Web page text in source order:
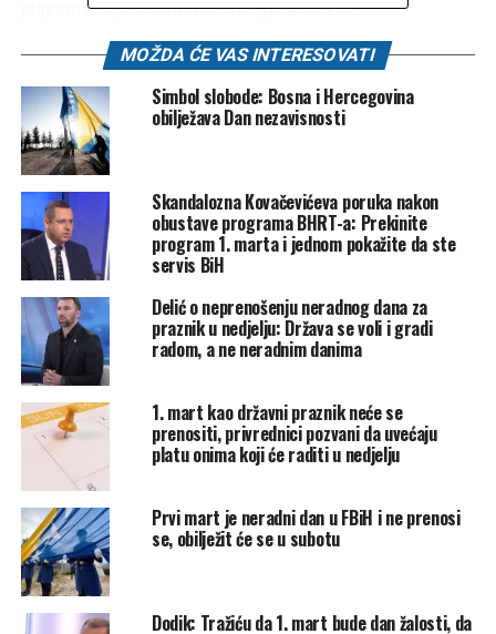
pripremana još od Titove smrti, piše Source.
„Svi zločini u Bosni su počeli na području sjevero-
istočne Bosne. Sva ubistva su izvršena prije ubistva
srpskog svata kojeg svojom propagandom
pokušavaju prikazati za okidač svega onoga što će
nam se dešavati od proljeća 1992. do kraja 1995. A to
je agresija na Republiku Bosnu i Hercegovinu i
genocid nad Bošnjacima“, navodi Huseinović.
On dalje podsjeća da je ubistvo bošnjačkih mladića iz
Bratunca u Kajićima (Kravica), 03. septembra 1991. zapravo
bio je oružani početak agresije na Bosnu. U međuvremenu,
u oktobru 1991. godine razoreno je hrvatsko selo Ravno u
Hercegovini.
„Nepuna tri mjeseca od zločinima u Kajićima, JNA je
izvršila otmicu i ubistvo 29. novembra 1991, mr. Abdulaha
Kovačevića iz Vražića kod Čelića, a onda su srpske snage
Živinica 19. januara 1992. Sve ovo je bila je srpska uvertira
za agresiju na Republiku Bosnu i Hercegovinu. Nikada niko
nije odgovarao za ove zločine, iako se znaju naredbodavci
i izvršioci“, navodi Huseinović.
MOŽDA ĆE VAS INTERESOVATI
Simbol slobode: Bosna i Hercegovina
obilježava Dan nezavisnosti
Skandalozna Kovačevićeva poruka nakon
obustave programa BHRT-a: Prekinite
program 1. marta i jednom pokažite da ste
servis BiH
Delić o neprenošenju neradnog dana za
praznik u nedjelju: Država se voli i gradi
radom, a ne neradnim danima
1. mart kao državni praznik neće se
prenositi, privrednici pozvani da uvećaju
platu onima koji će raditi u nedjelju
Prvi mart je neradni dan u FBiH i ne prenosi
se, obilježit će se u subotu
Dodik: Tražiću da 1. mart bude dan žalosti, da